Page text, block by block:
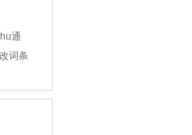
通
词条